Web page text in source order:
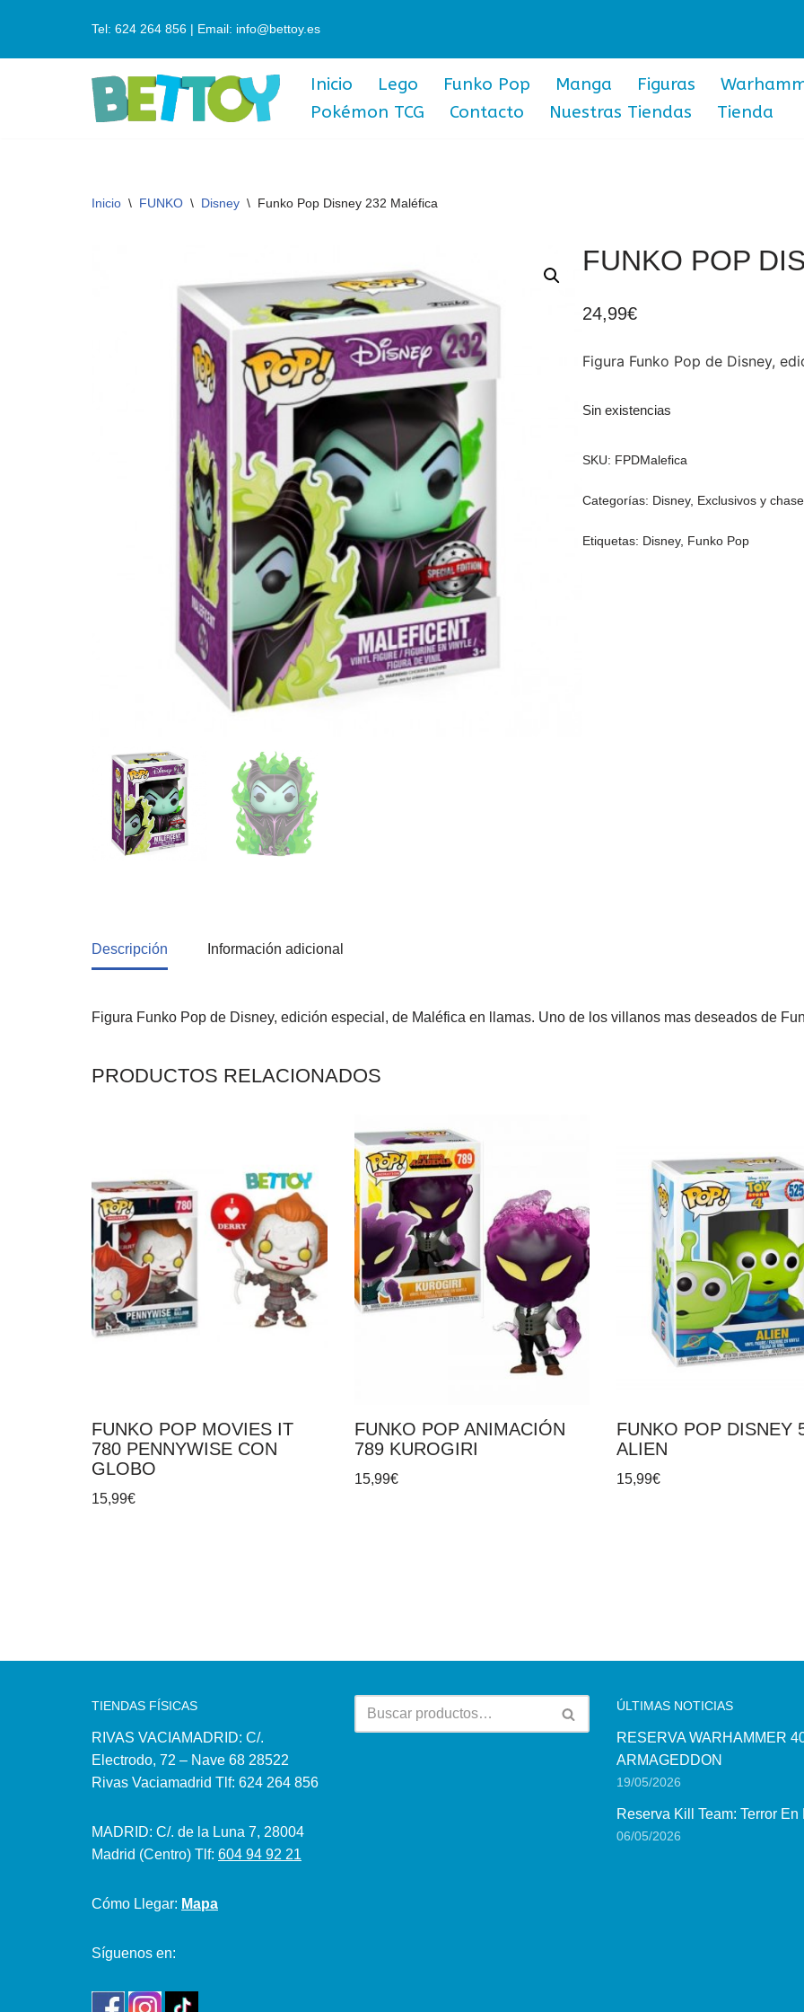
Tel: 624 264 856 | Email: info@bettoy.es
Inicio Lego Funko Pop Manga Figuras
Pokémon TCG
Contacto Nuestras Tiendas Tienda
Inicio \ FUNKO \ Disney \ Funko Pop Disney 232 Maléfica
FUNKO POP
24,99€
Figura Funko Pop de Disney,
Sin existencias
SKU: FPDMalefica
Categorías: Disney, Exclusivos y chase
Etiquetas: Disney, Funko Pop
Descripción Información adicional
Figura Funko Pop de Disney, edición especial, de Maléfica en llamas. Uno de los villanos mas deseados de
PRODUCTOS RELACIONADOS
FUNKO POP MOVIES IT
780 PENNYWISE CON
GLOBO
15,99€
FUNKO POP ANIMACIÓN
789 KUROGIRI
15,99€
FUNKO POP DISNEY
ALIEN
15,99€
TIENDAS FÍSICAS
RIVAS VACIAMADRID: C/.
Electrodo, 72 – Nave 68 28522
Rivas Vaciamadrid Tlf: 624 264 856
MADRID: C/. de la Luna 7, 28004
Madrid (Centro) Tlf: 604 94 92 21
Cómo Llegar: Mapa
Síguenos en:
ÚLTIMAS NOTICIAS
RESERVA WARHAMMER
ARMAGEDDON
19/05/2026
Reserva Kill Team: Terror En
06/05/2026